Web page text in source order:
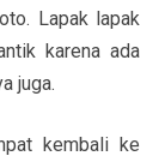
Lapak lapak
karena ada
juga.
kembali ke